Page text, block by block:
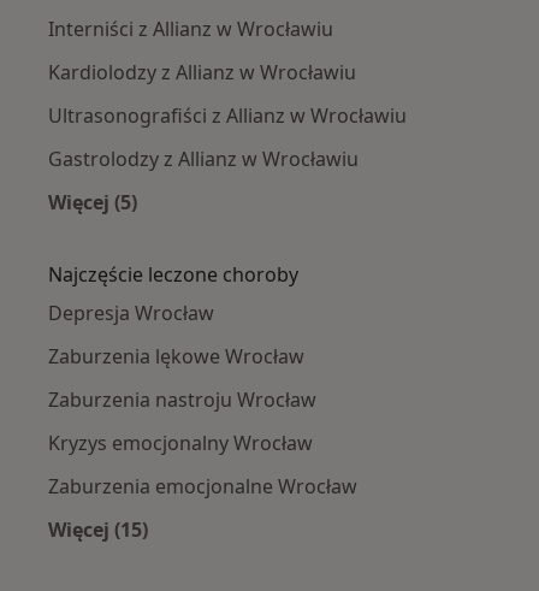
Interniści z Allianz w Wrocławiu
Kardiolodzy z Allianz w Wrocławiu
Ultrasonografiści z Allianz w Wrocławiu
Gastrolodzy z Allianz w Wrocławiu
Więcej (5)
Najczęście leczone choroby
Depresja Wrocław
Zaburzenia lękowe Wrocław
Zaburzenia nastroju Wrocław
Kryzys emocjonalny Wrocław
Zaburzenia emocjonalne Wrocław
Więcej (15)